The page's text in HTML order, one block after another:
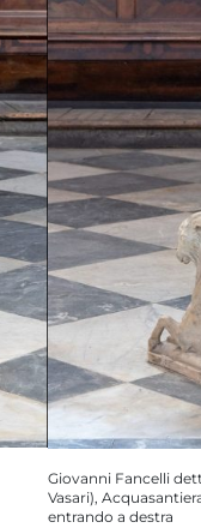
Giovanni Fancelli
Vasari),
entrando a destra